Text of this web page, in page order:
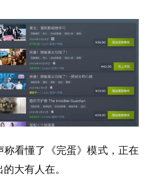
称看懂了《完蛋》模式，正在
大有人在。